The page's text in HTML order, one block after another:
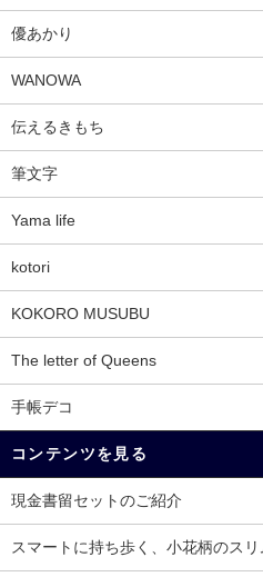
優あかり
WANOWA
伝えるきもち
筆文字
Yama life
kotori
KOKORO MUSUBU
The letter of Queens
手帳デコ
コンテンツを見る
現金書留セットのご紹介
スマートに持ち歩く、小花柄のス